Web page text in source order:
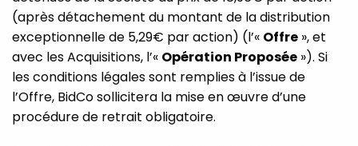
(après détachement du montant de la distribution
exceptionnelle de 5,29€ par action) (l’« Offre », et
avec les Acquisitions, l’« Opération Proposée »). Si
les conditions légales sont remplies à l’issue de
l’Offre, BidCo sollicitera la mise en œuvre d’une
procédure de retrait obligatoire.